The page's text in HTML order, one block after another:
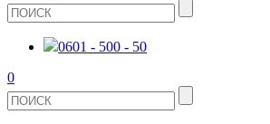
0601 - 500 - 50
0